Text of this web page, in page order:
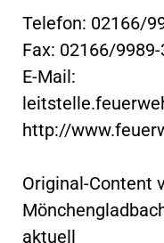
Telefon: 02166/
Fax: 02166/
E-Mail:
http://
Original-Content
aktuell